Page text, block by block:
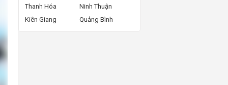
Thanh Hóa
Ninh Thuận
Kiên Giang
Quảng Bình